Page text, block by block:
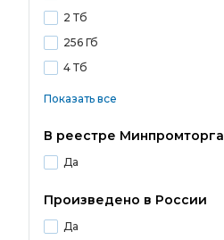
2 Тб
256 Гб
4 Тб
Показать все
В реестре Минпромторга
Да
Произведено в России
Да